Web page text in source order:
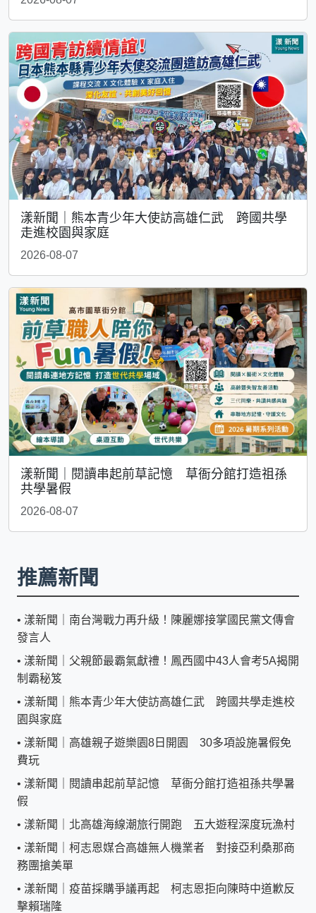
漾新聞｜熊本青少年大使訪高雄仁武 跨國共學
走進校園與家庭
2026-08-07
漾新聞｜閱讀串起前草記憶 草衙分館打造祖孫
共學暑假
2026-08-07
推薦新聞
• 漾新聞｜南台灣戰力再升級！陳麗娜接掌國民黨文傳會
發言人
• 漾新聞｜父親節最霸氣獻禮！鳳西國中43人會考5A揭開
制霸秘笈
• 漾新聞｜熊本青少年大使訪高雄仁武 跨國共學走進校
園與家庭
• 漾新聞｜高雄親子遊樂園8日開園 30多項設施暑假免
費玩
• 漾新聞｜閱讀串起前草記憶 草衙分館打造祖孫共學暑
假
• 漾新聞｜北高雄海線潮旅行開跑 五大遊程深度玩漁村
• 漾新聞｜柯志恩媒合高雄無人機業者 對接亞利桑那商
務團搶美單
• 漾新聞｜疫苗採購爭議再起 柯志恩拒向陳時中道歉反
擊賴瑞隆